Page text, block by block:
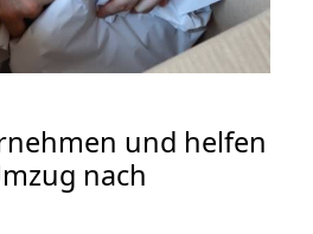
und helfen
nach